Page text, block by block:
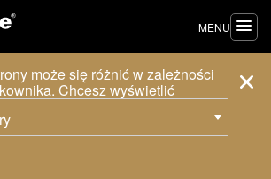
może się różnić w zależności
Chcesz wyświetlić
MENU